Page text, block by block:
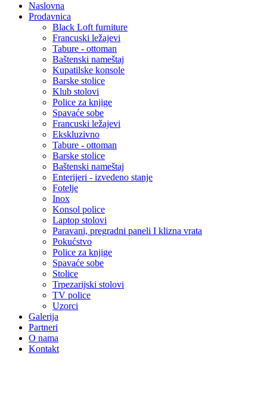
Naslovna
Prodavnica
Black Loft furniture
Francuski ležajevi
Tabure - ottoman
Baštenski nameštaj
Kupatilske konsole
Barske stolice
Klub stolovi
Police za knjige
Spavaće sobe
Francuski ležajevi
Ekskluzivno
Tabure - ottoman
Barske stolice
Baštenski nameštaj
Enterijeri - izvedeno stanje
Fotelje
Inox
Konsol police
Laptop stolovi
Paravani, pregradni paneli I klizna vrata
Pokućstvo
Police za knjige
Spavaće sobe
Stolice
Trpezarijski stolovi
TV police
Uzorci
Galerija
Partneri
O nama
Kontakt